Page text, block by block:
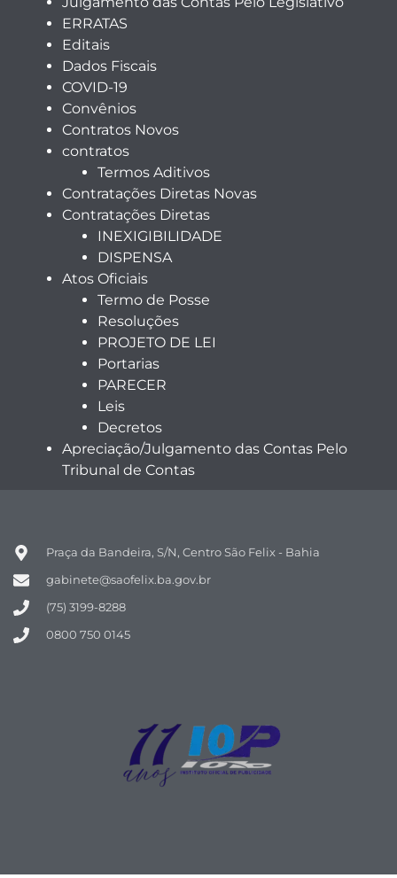
ERRATAS
Editais
Dados Fiscais
COVID-19
Convênios
Contratos Novos
contratos
Termos Aditivos
Contratações Diretas Novas
Contratações Diretas
INEXIGIBILIDADE
DISPENSA
Atos Oficiais
Termo de Posse
Resoluções
PROJETO DE LEI
Portarias
PARECER
Leis
Decretos
Apreciação/Julgamento das Contas Pelo
Tribunal de Contas
Praça da Bandeira, S/N, Centro São Felix - Bahia
gabinete@saofelix.ba.gov.br
(75) 3199-8288
0800 750 0145